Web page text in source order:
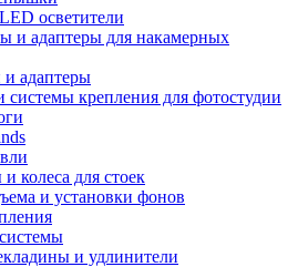
осветители
и адаптеры для накамерных
адаптеры
системы крепления для фотостудии
колеса для стоек
и установки фонов
и удлинители